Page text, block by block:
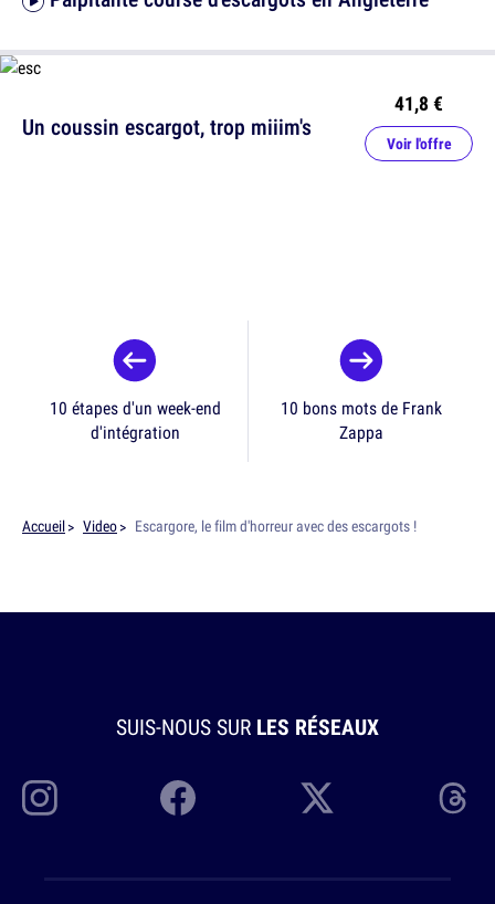
Un coussin escargot, trop miiim's
41,8 €
Voir l'offre
10 étapes d'un week-end
d'intégration
10 bons mots de Frank
Zappa
Accueil Video Escargore, le film d'horreur avec des escargots !
SUIS-NOUS SUR LES RÉSEAUX